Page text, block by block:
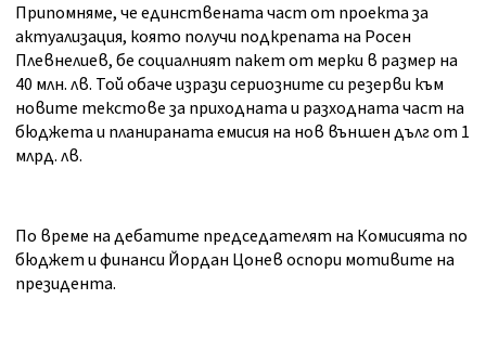
Припомняме, че единствената част от проекта за
актуализация, която получи подкрепата на Росен
Плевнелиев, бе социалният пакет от мерки в размер на
40 млн. лв. Той обаче изрази сериозните си резерви към
новите текстове за приходната и разходната част на
бюджета и планираната емисия на нов външен дълг от 1
млрд. лв.
По време на дебатите председателят на Комисията по
бюджет и финанси Йордан Цонев оспори мотивите на
президента.